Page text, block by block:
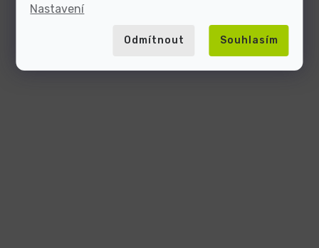
Nastavení
Odmítnout Souhlasím